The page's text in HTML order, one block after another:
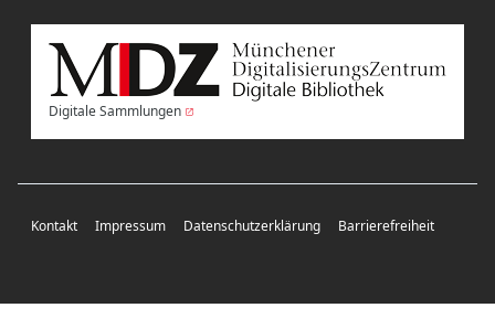
Digitale Sammlungen
Kontakt Impressum Datenschutzerklärung Barrierefreiheit